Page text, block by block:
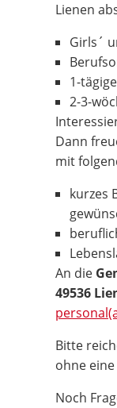
Lienen
Girls´
1-
2-3-
Dann
mit
kurzes
An die
49536
Bitte
ohne
Noch